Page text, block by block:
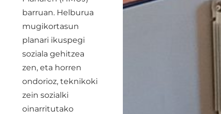
barruan. Helburua
mugikortasun
planari ikuspegi
soziala gehitzea
zen, eta horren
ondorioz, teknikoki
zein sozialki
oinarritutako